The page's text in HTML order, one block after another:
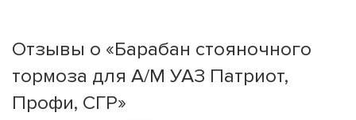
Отзывы о «Барабан стояночного
тормоза для А/М УАЗ Патриот,
Профи, СГР»